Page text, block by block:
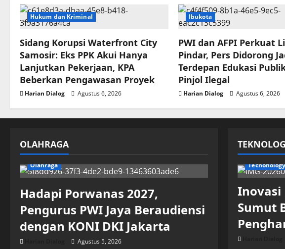
Hukum dan Kriminal
Sidang Korupsi Waterfront City
Samosir: Eks PPK Akui Hanya
Lanjutkan Pekerjaan, KPA
Beberkan Pengawasan Proyek
Harian Dialog Agustus 6, 2026
Ibukota
PWI dan AFPI Perkuat
Pindar, Pers Didorong
Terdepan Edukasi
Pinjol Ilegal
Harian Dialog Agustus 6, 2026
OLAHRAGA
Olahraga
Hadapi Porwanas 2027,
Pengurus PWI Jaya Beraudiensi
dengan KONI DKI Jakarta
Agustus 5, 2026
Inovasi
Sumut